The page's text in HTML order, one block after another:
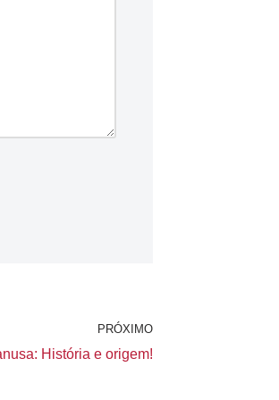
PRÓXIMO
História e origem!